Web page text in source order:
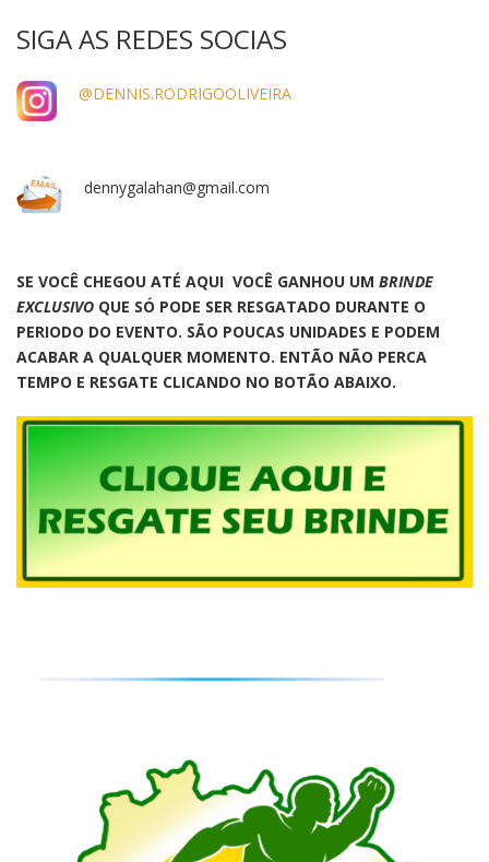
SIGA AS REDES SOCIAS
@DENNIS.RODRIGOOLIVEIRA
dennygalahan@gmail.com
SE VOCÊ CHEGOU ATÉ AQUI VOCÊ GANHOU UM BRINDE
EXCLUSIVO QUE SÓ PODE SER RESGATADO DURANTE O
PERIODO DO EVENTO. SÃO POUCAS UNIDADES E PODEM
ACABAR A QUALQUER MOMENTO. ENTÃO NÃO PERCA
TEMPO E RESGATE CLICANDO NO BOTÃO ABAIXO.